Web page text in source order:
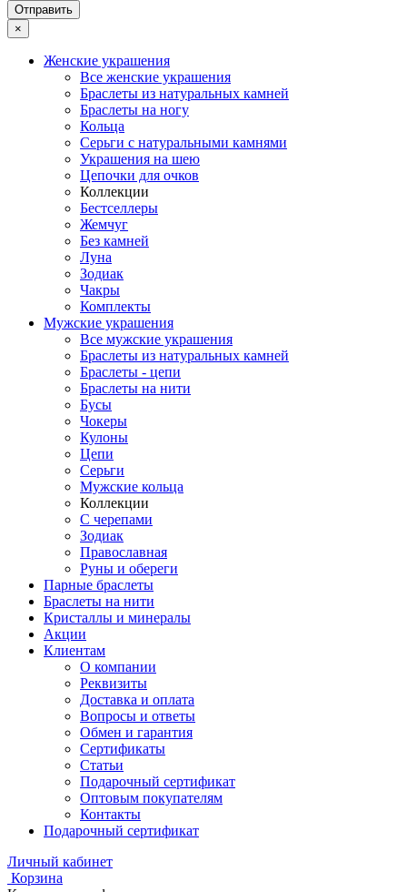
×
Женские украшения
Все женские украшения
Браслеты из натуральных камней
Браслеты на ногу
Кольца
Серьги с натуральными камнями
Украшения на шею
Цепочки для очков
Коллекции
Бестселлеры
Жемчуг
Без камней
Луна
Зодиак
Чакры
Комплекты
Мужские украшения
Все мужские украшения
Браслеты из натуральных камней
Браслеты - цепи
Браслеты на нити
Бусы
Чокеры
Кулоны
Цепи
Серьги
Мужские кольца
Коллекции
С черепами
Зодиак
Православная
Руны и обереги
Парные браслеты
Браслеты на нити
Кристаллы и минералы
Акции
Клиентам
О компании
Реквизиты
Доставка и оплата
Вопросы и ответы
Обмен и гарантия
Сертификаты
Статьи
Подарочный сертификат
Оптовым покупателям
Контакты
Подарочный сертификат
Личный кабинет
Корзина